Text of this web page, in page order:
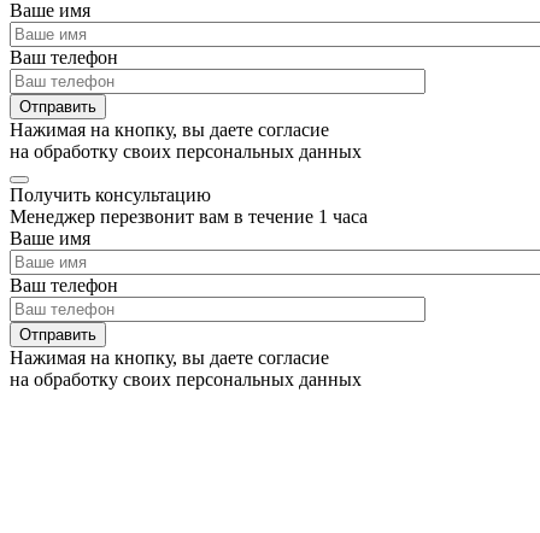
Ваше имя
Ваш телефон
Нажимая на кнопку, вы даете согласие
на обработку своих персональных данных
Получить консультацию
Менеджер перезвонит вам в течение 1 часа
Ваше имя
Ваш телефон
Нажимая на кнопку, вы даете согласие
на обработку своих персональных данных